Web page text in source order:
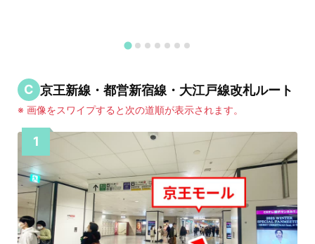
C 京王新線・都営新宿線・大江戸線改札ルート
※ 画像をスワイプすると次の道順が表示されます。